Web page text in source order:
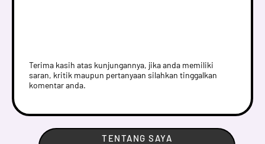
Terima kasih atas kunjungannya, jika anda memiliki
saran, kritik maupun pertanyaan silahkan tinggalkan
komentar anda.
TENTANG SAYA